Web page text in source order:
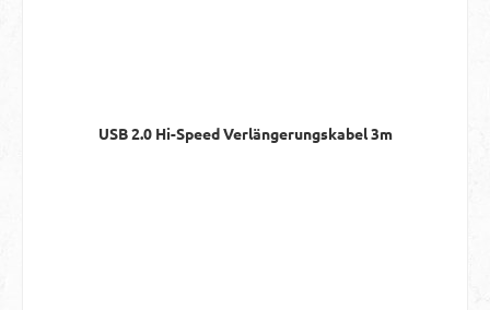
USB 2.0 Hi-Speed Verlängerungskabel 3m